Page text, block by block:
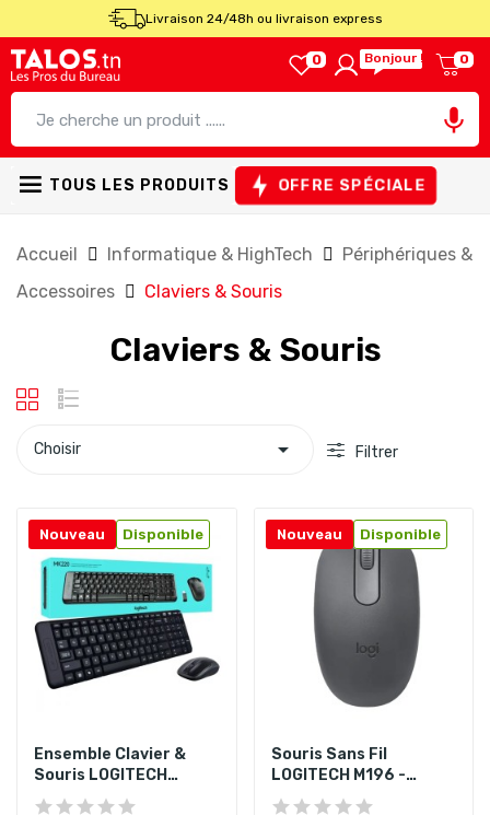
Livraison 24/48h ou livraison express
0 Bonjour ! 0

TOUS LES PRODUITS OFFRE SPÉCIALE
Accueil Informatique & HighTech
Périphériques &
Accessoires
Claviers & Souris
Claviers & Souris
Choisir  Filtrer
Nouveau Disponible
Ensemble Clavier &
Souris LOGITECH
MK220 Sans...
Nouveau Disponible
Souris Sans Fil
LOGITECH M196 -
Graphite